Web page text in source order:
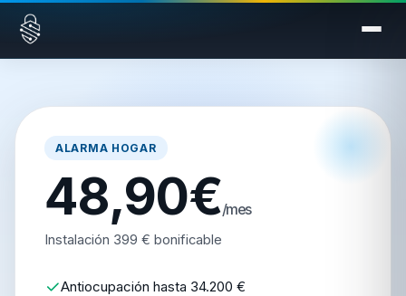
Saltar al contenido
ALARMA HOGAR
48,90€/mes
Instalación 399 € bonificable
Antiocupación hasta 34.200 €